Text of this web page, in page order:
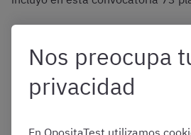
Gestión Procesal haciendo clic
¡Ver convocatoria de
Nos preocupa
privacidad
En OpositaTest utilizamos